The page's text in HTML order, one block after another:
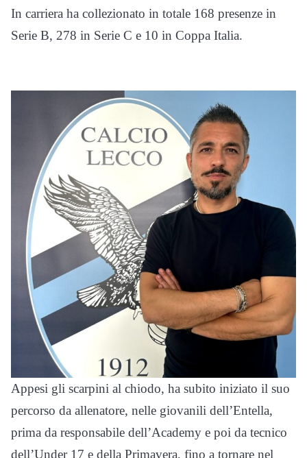
In carriera ha collezionato in totale 168 presenze in
Serie B, 278 in Serie C e 10 in Coppa Italia.
Appesi gli scarpini al chiodo, ha subito iniziato il suo
percorso da allenatore, nelle giovanili dell’Entella,
prima da responsabile dell’Academy e poi da tecnico
dell’Under 17 e della Primavera, fino a tornare nel